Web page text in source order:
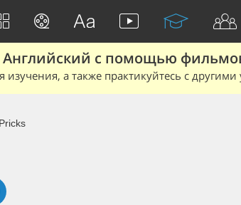
с помощью
а также практикуйтесь с
Pricks